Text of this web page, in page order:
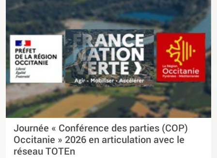
Journée « Conférence des parties (COP)
Occitanie » 2026 en articulation avec le
réseau TOTEn